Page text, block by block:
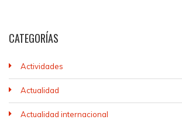
CATEGORÍAS
Actividades
Actualidad
Actualidad internacional